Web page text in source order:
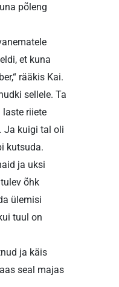
põleng
et kuna
rääkis Kai.
sellele. Ta
laste riiete
Ja kuigi tal oli
kutsuda.
ja uksi
õhk
ülemisi
tuul on
ja käis
seal majas